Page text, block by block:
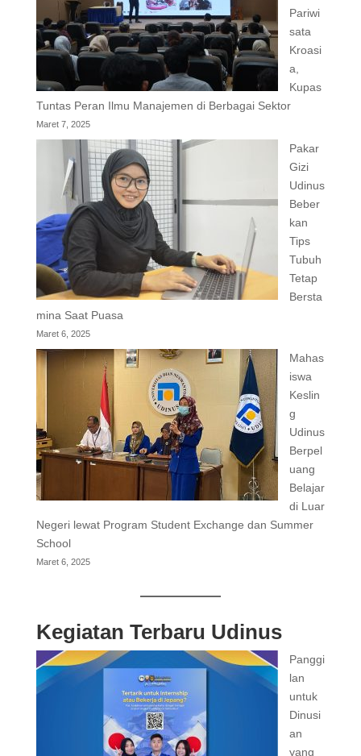
Pariwi
sata
Kroasi
a,
Kupas
Tuntas Peran Ilmu Manajemen di Berbagai Sektor
Maret 7, 2025
Pakar
Gizi
Udinus
Beber
kan
Tips
Tubuh
Tetap
Bersta
mina Saat Puasa
Maret 6, 2025
Mahas
iswa
Keslin
g
Udinus
Berpel
uang
Belajar
di Luar
Negeri lewat Program Student Exchange dan Summer
School
Maret 6, 2025
Kegiatan Terbaru Udinus
Panggi
lan
untuk
Dinusi
an
yang